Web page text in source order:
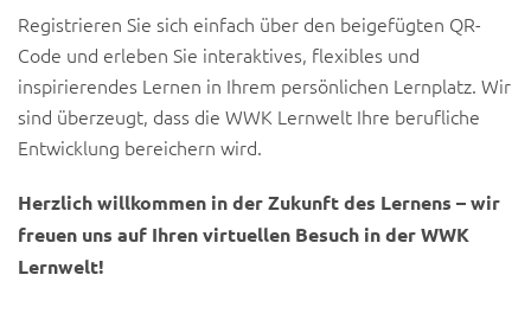
Registrieren Sie sich einfach über den beigefügten QR-
Code und erleben Sie interaktives, flexibles und
inspirierendes Lernen in Ihrem persönlichen Lernplatz. Wir
sind überzeugt, dass die WWK Lernwelt Ihre berufliche
Entwicklung bereichern wird.
Herzlich willkommen in der Zukunft des Lernens – wir
freuen uns auf Ihren virtuellen Besuch in der WWK
Lernwelt!